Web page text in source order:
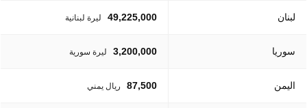
لبنان 49,225,000 ليرة لبنانية
سوريا 3,200,000 ليرة سورية
اليمن 87,500 ريال يمني